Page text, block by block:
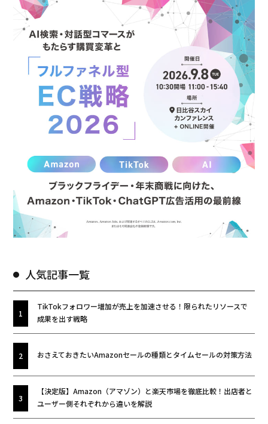
人気記事一覧
TikTokフォロワー増加が売上を加速させる！限られたリソースで
成果を出す戦略
おさえておきたいAmazonセールの種類とタイムセールの対策方法
【決定版】Amazon（アマゾン）と楽天市場を徹底比較！出店者と
ユーザー側それぞれから違いを解説